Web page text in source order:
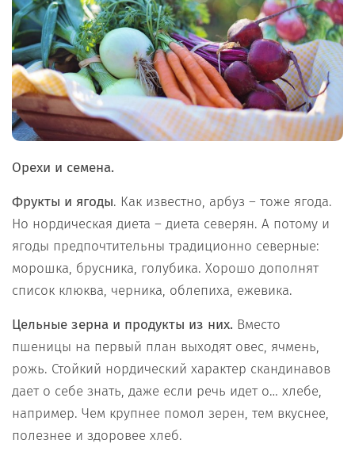
Орехи и семена.
Фрукты и ягоды. Как известно, арбуз – тоже ягода.
Но нордическая диета – диета северян. А потому и
ягоды предпочтительны традиционно северные:
морошка, брусника, голубика. Хорошо дополнят
список клюква, черника, облепиха, ежевика.
Цельные зерна и продукты из них. Вместо
пшеницы на первый план выходят овес, ячмень,
рожь. Стойкий нордический характер скандинавов
дает о себе знать, даже если речь идет о… хлебе,
например. Чем крупнее помол зерен, тем вкуснее,
полезнее и здоровее хлеб.